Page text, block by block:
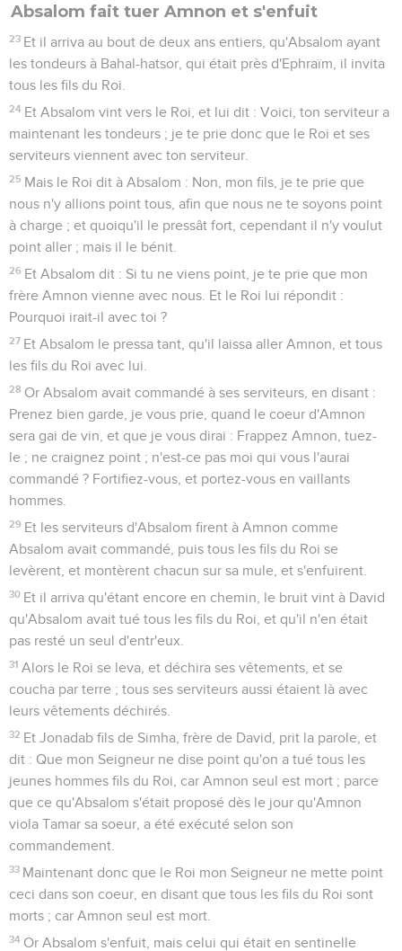
Absalom fait tuer Amnon et s'enfuit
23 Et il arriva au bout de deux ans entiers, qu'Absalom ayant
les tondeurs à Bahal-hatsor, qui était près d'Ephraïm, il invita
tous les fils du Roi.
24 Et Absalom vint vers le Roi, et lui dit : Voici, ton serviteur a
maintenant les tondeurs ; je te prie donc que le Roi et ses
serviteurs viennent avec ton serviteur.
25 Mais le Roi dit à Absalom : Non, mon fils, je te prie que
nous n'y allions point tous, afin que nous ne te soyons point
à charge ; et quoiqu'il le pressât fort, cependant il n'y voulut
point aller ; mais il le bénit.
26 Et Absalom dit : Si tu ne viens point, je te prie que mon
frère Amnon vienne avec nous. Et le Roi lui répondit :
Pourquoi irait-il avec toi ?
27 Et Absalom le pressa tant, qu'il laissa aller Amnon, et tous
les fils du Roi avec lui.
28 Or Absalom avait commandé à ses serviteurs, en disant :
Prenez bien garde, je vous prie, quand le coeur d'Amnon
sera gai de vin, et que je vous dirai : Frappez Amnon, tuez-
le ; ne craignez point ; n'est-ce pas moi qui vous l'aurai
commandé ? Fortifiez-vous, et portez-vous en vaillants
hommes.
29 Et les serviteurs d'Absalom firent à Amnon comme
Absalom avait commandé, puis tous les fils du Roi se
levèrent, et montèrent chacun sur sa mule, et s'enfuirent.
30 Et il arriva qu'étant encore en chemin, le bruit vint à David
qu'Absalom avait tué tous les fils du Roi, et qu'il n'en était
pas resté un seul d'entr'eux.
31 Alors le Roi se leva, et déchira ses vêtements, et se
coucha par terre ; tous ses serviteurs aussi étaient là avec
leurs vêtements déchirés.
32 Et Jonadab fils de Simha, frère de David, prit la parole, et
dit : Que mon Seigneur ne dise point qu'on a tué tous les
jeunes hommes fils du Roi, car Amnon seul est mort ; parce
que ce qu'Absalom s'était proposé dès le jour qu'Amnon
viola Tamar sa soeur, a été exécuté selon son
commandement.
33 Maintenant donc que le Roi mon Seigneur ne mette point
ceci dans son coeur, en disant que tous les fils du Roi sont
morts ; car Amnon seul est mort.
34 Or Absalom s'enfuit, mais celui qui était en sentinelle